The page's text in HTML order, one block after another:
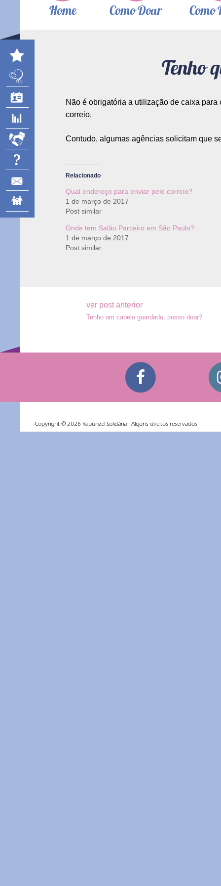
Home Como Doar Como
Tenho
Não é obrigatória a utilização de caixa
correio.
Contudo, algumas agências solicitam que
Relacionado
Qual endereço para enviar pelo correio?
1 de março de 2017
Post similar
Onde tem Salão Parceiro em São Paulo?
1 de março de 2017
Post similar
Post
ver post anterior
Tenho um cabelo guardado, posso doar?
Copyright © 2026 Rapunzel Solidária - Alguns direitos reservados